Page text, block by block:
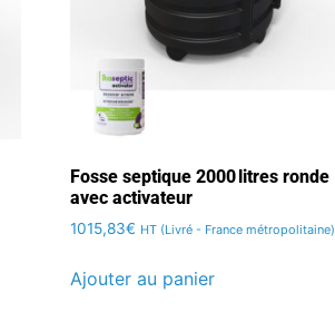
Fosse septique 2000 litres ronde
avec activateur
1015,83€ HT (Livré - France métropolitaine)
Ajouter au panier